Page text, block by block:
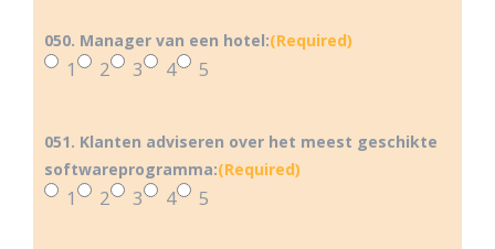
050. Manager van een hotel:(Required)
1 2 3 4 5
051. Klanten adviseren over het meest geschikte
softwareprogramma:(Required)
1 2 3 4 5